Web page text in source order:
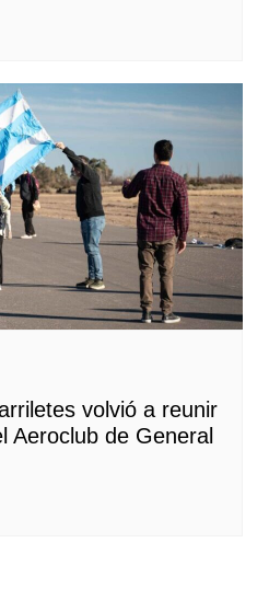
volvió a reunir
Aeroclub de General